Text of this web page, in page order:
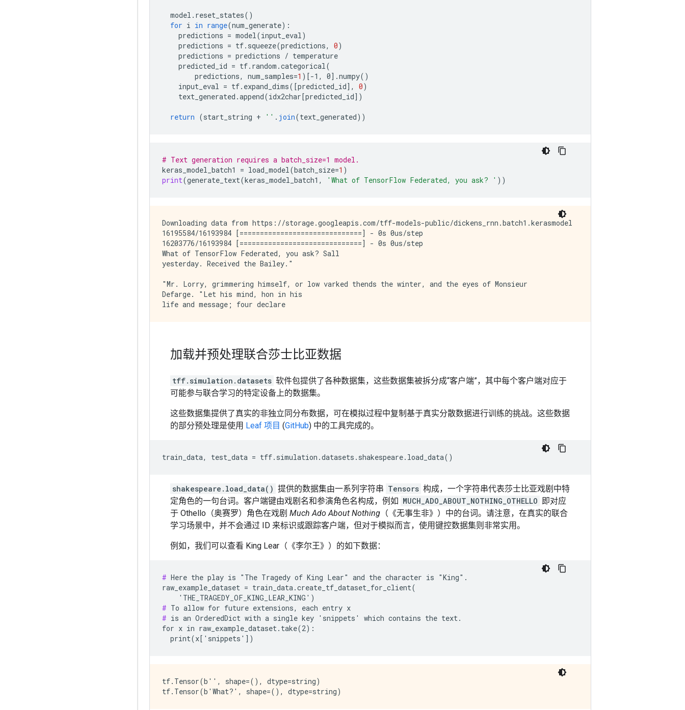
model . reset_states()
for i in range(num_generate) :
predictions = model(input_eval)
predictions = tf. squeeze(predictions, 0)
predictions = predictions / temperature
predicted_id = tf. random .categorical(
predictions, num_samples=1 ) [-1, 0] .numpy()
input_eval = tf. expand_dims( [predicted_id] , 0)
text_generated .append(idx2char[predicted_id] )
return (start_string + '' . join(text_generated))
# Text generation requires a batch_size=1 model.
keras_model_batch1
= load_model(batch_size=1 )
print(generate_text(keras_model_batch1 , 'What of TensorFlow Federated, you ask? ' ))
Downloading data from https://storage.googleapis.com/tff-models-public/dickens_rnn.batch1.kerasmodel
16195584/16193984 [==============================] - 0s 0us/step
16203776/16193984 [==============================] - 0s 0us/step
What of TensorFlow Federated, you ask? Sall
yesterday. Received the Bailey."
"Mr. Lorry, grimmering himself, or low varked thends the winter, and the eyes of Monsieur
Defarge. "Let his mind, hon in his
加载并预处理联合莎士比亚数据
tff.simulation.datasets 软件包提供了各种数据集，这些数据集被拆分成“客户端”，其中每个客户端对应于
可能参与联合学习的特定设备上的数据集。
这些数据集提供了真实的非独立同分布数据，可在模拟过程中复制基于真实分散数据进行训练的挑战。这些数据
的部分预处理是使用 Leaf 项目 (GitHub) 中的工具完成的。
train_data, test_data = tff. simulation .datasets . shakespeare. load_data()
shakespeare.load_data() 提供的数据集由一系列字符串 Tensors 构成，一个字符串代表莎士比亚戏剧中特
定角色的一句台词。客户端键由戏剧名和参演角色名构成，例如 MUCH_ADO_ABOUT_NOTHING_OTHELLO 即对应
于 Othello（奥赛罗）角色在戏剧 Much Ado About Nothing （《无事生非》）中的台词。请注意，在真实的联合
学习场景中，并不会通过 ID 来标识或跟踪客户端，但对于模拟而言，使用键控数据集则非常实用。
例如，我们可以查看 King Lear（《李尔王》）的如下数据：
# Here the play is "The Tragedy of King Lear" and the character is "King".
raw_example_dataset = train_data.create_tf_dataset_for_client(
#
# is an OrderedDict with a single key 'snippets' which contains the text.
for x in raw_example_dataset.take(2):
tf.Tensor(b'', shape=(), dtype=string)